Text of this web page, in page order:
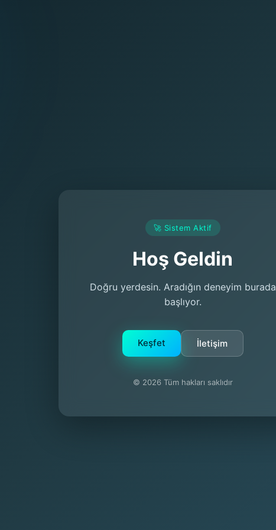
🚀 Sistem Aktif
Hoş Geldin
Doğru yerdesin. Aradığın deneyim burada
başlıyor.
Keşfet İletişim
© 2026 Tüm hakları saklıdır